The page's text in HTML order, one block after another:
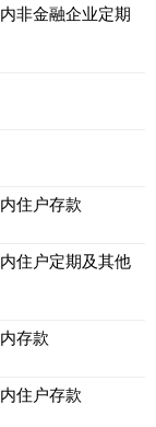
非金融企业定期
住户存款
住户定期及其他
存款
住户存款